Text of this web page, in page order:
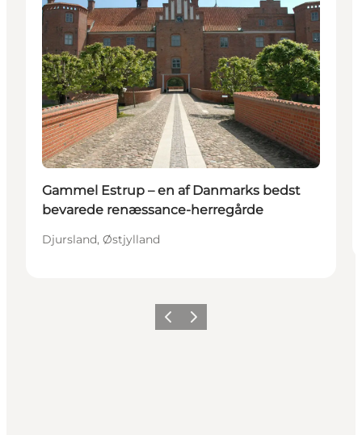
Gammel Estrup – en af Danmarks bedst
bevarede renæssance-herregårde
Djursland, Østjylland
ForrigeNæste